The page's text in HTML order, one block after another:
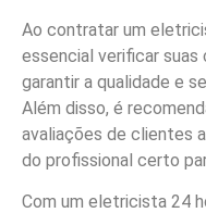
Ao contratar um
essencial verificar
garantir a qualidade e
Além disso, é
avaliações de clientes
do profissional certo
Com um eletricista 24